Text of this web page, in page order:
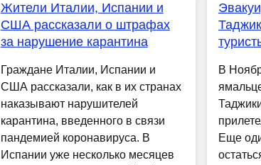
Жители Италии, Испании и
США рассказали о штрафах
за нарушение карантина
Граждане Италии, Испании и
США рассказали, как в их странах
наказывают нарушителей
карантина, введенного в связи
пандемией коронавируса. В
Испании уже несколько месяцев
В
Еще